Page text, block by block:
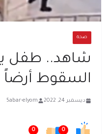
صحة
شاهد.. طفل
السقوط
ديسمبر 24, 2022 5abar-elyom
0
0